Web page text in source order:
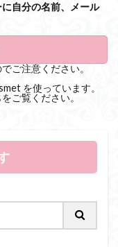
自分の名前、メール
ご注意ください。
を使っています。
ご覧ください。